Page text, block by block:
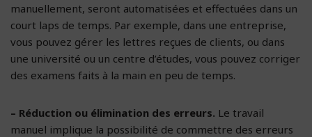
manuellement, seront automatisées et effectuées dans un
court laps de temps. Par exemple, dans une entreprise,
vous pouvez gérer les lettres reçues de clients, ou dans
une université ou un centre d’études, vous pouvez corriger
des examens faits à la main en peu de temps.
– Réduction ou élimination des erreurs. Le travail
manuel implique la possibilité de commettre des erreurs